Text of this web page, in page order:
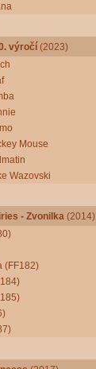
výročí (2023)
Mouse
Wazovski
- Zvonilka (2014)
(FF182)